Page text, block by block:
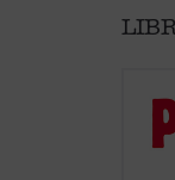
por
se